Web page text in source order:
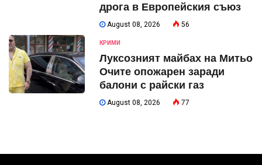
дрога в Европейския съюз
August 08, 2026 56
КРИМИ
Луксозният майбах на Митьо
Очите опожарен заради
балони с райски газ
August 08, 2026 77